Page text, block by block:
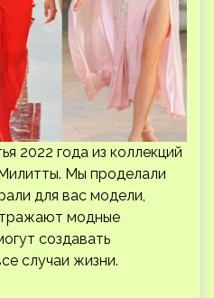
2022 года из коллекций
Мы проделали
для вас модели,
модные
создавать
случаи жизни.